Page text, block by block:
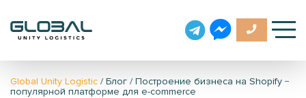
Global Unity Logistic / Блог / Построение бизнеса на Shopify −
популярной платформе для e-commerce